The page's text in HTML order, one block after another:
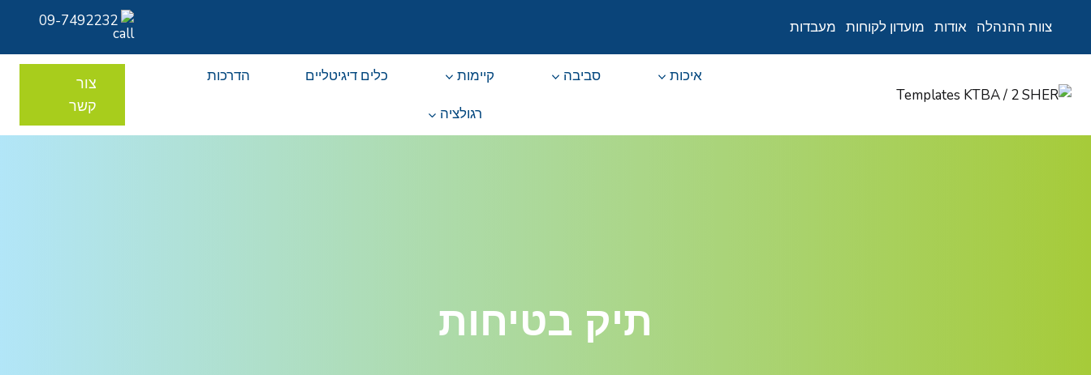
צוות ההנהלה אודות מועדון לקוחות מעבדות 09-7492232
הדרכות כלים דיגיטליים קיימות סביבה איכות
רגולציה
צור
קשר
תיק בטיחות